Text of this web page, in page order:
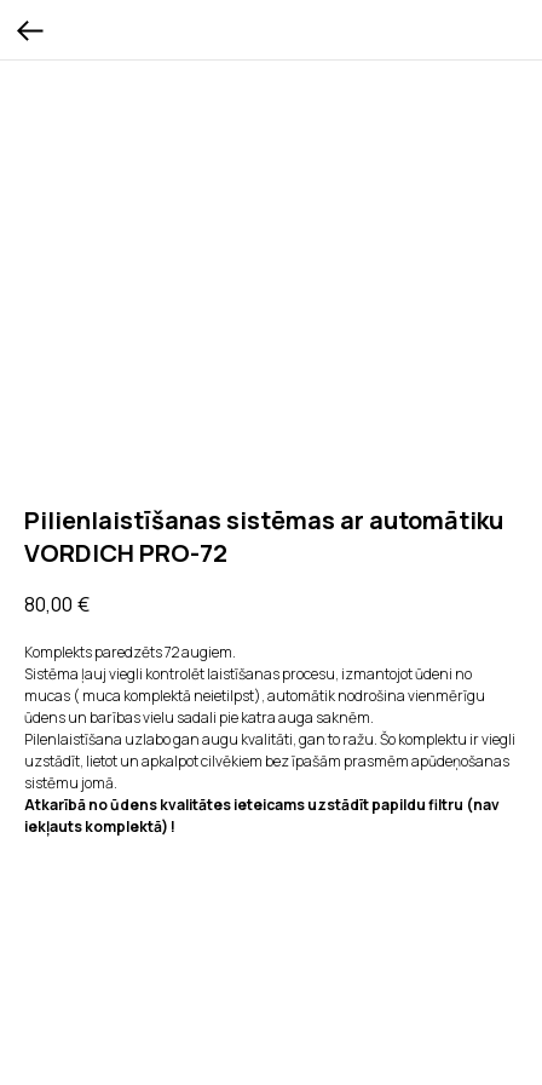
Pilienlaistīšanas sistēmas ar automātiku
VORDICH PRO-72
80,00 €
Komplekts paredzēts 72 augiem.
Sistēma ļauj viegli kontrolēt laistīšanas procesu, izmantojot ūdeni no
mucas ( muca komplektā neietilpst), automātik nodrošina vienmērīgu
ūdens un barības vielu sadali pie katra auga saknēm.
Pilenlaistīšana uzlabo gan augu kvalitāti, gan to ražu. Šo komplektu ir viegli
uzstādīt, lietot un apkalpot cilvēkiem bez īpašām prasmēm apūdeņošanas
sistēmu jomā.
Atkarībā no ūdens kvalitātes ieteicams uzstādīt papildu filtru (nav
iekļauts komplektā) !